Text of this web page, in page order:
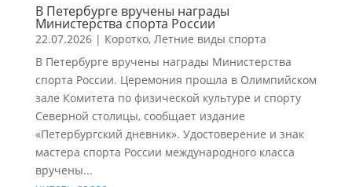
В Петербурге вручены награды
Министерства спорта России
22.07.2026| Коротко, Летние виды спорта
В Петербурге вручены награды Министерства
спорта России. Церемония прошла в Олимпийском
зале Комитета по физической культуре и спорту
Северной столицы, сообщает издание
«Петербургский дневник». Удостоверение и знак
мастера спорта России международного класса
вручены...